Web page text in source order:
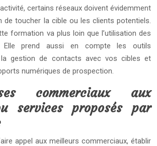
certains réseaux doivent évidemment
de toucher la cible ou les clients potentiels.
formation va plus loin que l’utilisation des
Elle prend aussi en compte les outils
la gestion de contacts avec vos cibles et
numériques de prospection.
commerciaux aux
services proposés par
appel aux meilleurs commerciaux, établir